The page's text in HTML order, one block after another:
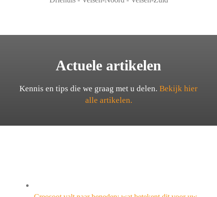
Actuele artikelen
Kennis en tips die we graag met u delen. Bekijk hier
alle artikelen.